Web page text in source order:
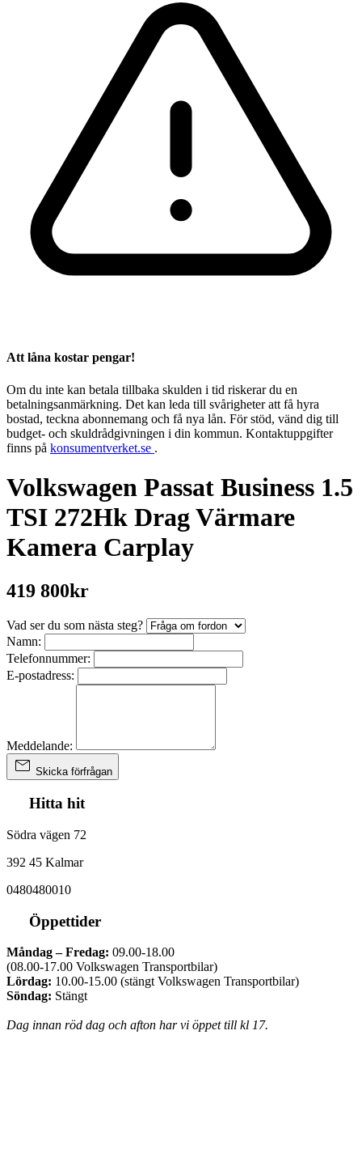
Att låna kostar pengar!
Om du inte kan betala tillbaka skulden i tid riskerar du en
betalningsanmärkning. Det kan leda till svårigheter att få hyra
bostad, teckna abonnemang och få nya lån. För stöd, vänd dig till
budget- och skuldrådgivningen i din kommun. Kontaktuppgifter
finns på konsumentverket.se .
Volkswagen Passat Business 1.5
TSI 272Hk Drag Värmare
Kamera Carplay
419 800kr
Vad ser du som nästa steg?
Namn:
Telefonnummer:
E-postadress:
Meddelande:
Skicka förfrågan
Hitta hit
Södra vägen 72
392 45 Kalmar
0480480010
Öppettider
Måndag – Fredag: 09.00-18.00
(08.00-17.00 Volkswagen Transportbilar)
Lördag: 10.00-15.00 (stängt Volkswagen Transportbilar)
Söndag: Stängt
Dag innan röd dag och afton har vi öppet till kl 17.